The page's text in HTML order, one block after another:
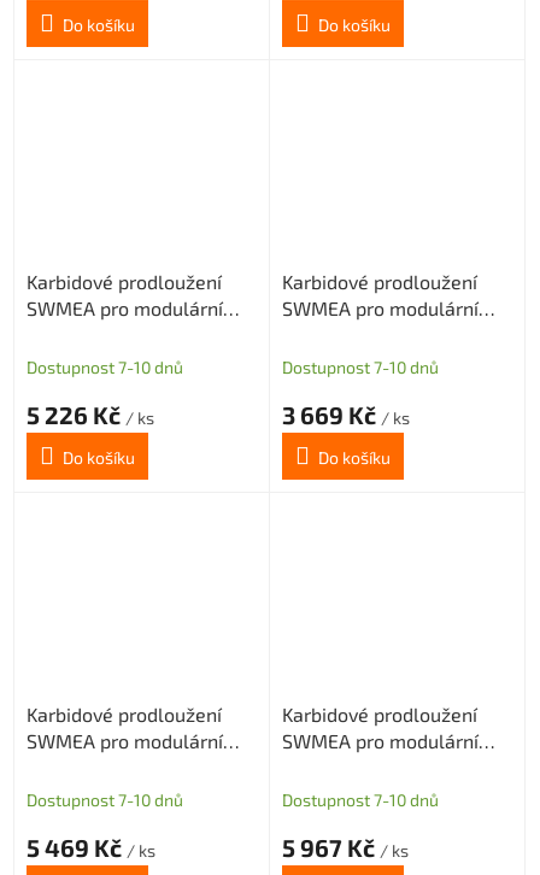
Do košíku
Do košíku
Karbidové prodloužení
SWMEA pro modulární
D=14
Dostupnost 7-10 dnů
5 226 Kč / ks
Do košíku
Karbidové prodloužení
SWMEA pro modulární
D=15
Dostupnost 7-10 dnů
3 669 Kč / ks
Do košíku
Karbidové prodloužení
SWMEA pro modulární
D=15
Dostupnost 7-10 dnů
5 469 Kč / ks
Karbidové prodloužení
SWMEA pro modulární
D=15
Dostupnost 7-10 dnů
5 967 Kč / ks